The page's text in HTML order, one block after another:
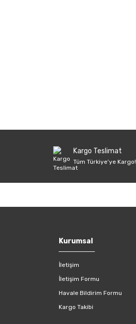
Kargo Teslimat
Tüm Türkiye’ye Kargo!
Kurumsal
İletişim
İletişim Formu
Havale Bildirim Formu
Kargo Takibi